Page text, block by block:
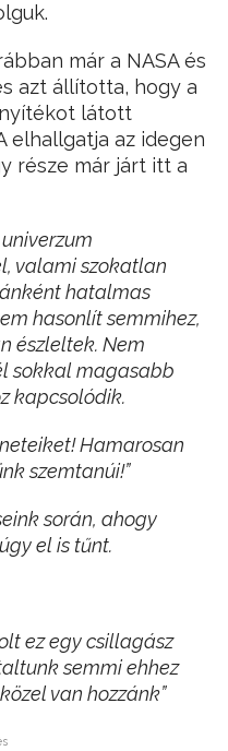
már a NASA és
azt állította, hogy a
látott
elhallgatja az idegen
része már járt itt a
valami szokatlan
hatalmas
hasonlít semmihez,
észleltek. Nem
sokkal magasabb
kapcsolódik.
Hamarosan
szemtanúi!”
során, ahogy
el is tűnt.
ez egy csillagász
semmi ehhez
van hozzánk”